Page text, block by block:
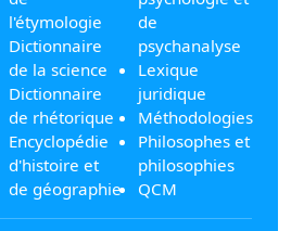
l'étymologie
Dictionnaire
de la science
Dictionnaire
de rhétorique
Encyclopédie
d'histoire et
de géographie
de
psychanalyse
Lexique
juridique
Méthodologies
Philosophes et
philosophies
QCM